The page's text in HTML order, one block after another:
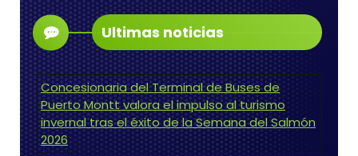
Ultimas noticias
Concesionaria del Terminal de Buses de
Puerto Montt valora el impulso al turismo
invernal tras el éxito de la Semana del Salmón
2026